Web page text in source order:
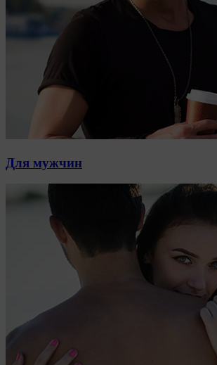
Для мужчин